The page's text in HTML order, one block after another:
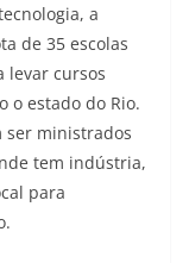
a
de 35 escolas
levar cursos
o estado do Rio.
ser ministrados
tem indústria,
para